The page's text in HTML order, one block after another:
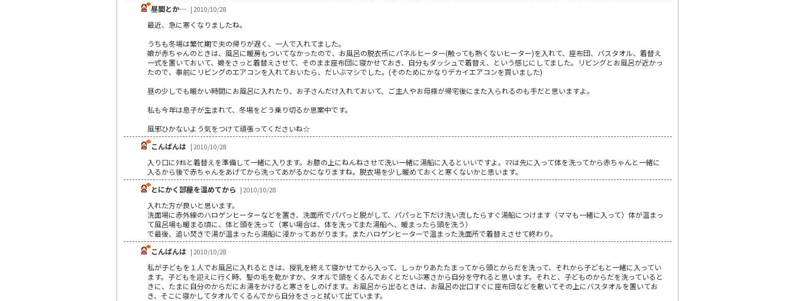
昼間とか… | 2010/10/28
最近、急に寒くなりましたね。
うちも冬場は繁忙期で夫の帰りが遅く、一人で入れてました。
娘が赤ちゃんのときは、風呂に暖房もついてなかったので、お風呂の脱衣所にパネルヒーター(触っても熱くないヒーター)を入れて、座布団、バスタオル、着替え
一式を置いておいて、娘をさっと着替えさせて、そのまま座布団に寝かせておき、自分もダッシュで着替え、という感じにしてました。リビングとお風呂が近かっ
たので、事前にリビングのエアコンを入れておいたら、だいぶマシでした。(そのためにかなりデカイエアコンを買いました)
昼の少しでも暖かい時間にお風呂に入れたり、お子さんだけ入れておいて、ご主人やお母様が帰宅後にまた入られるのも手だと思いますよ。
私も今年は息子が生まれて、冬場をどう乗り切るか思案中です。
風邪ひかないよう気をつけて頑張ってくださいね☆
こんばんは | 2010/10/28
入り口にﾀｵﾙと着替えを準備して一緒に入ります。お膝の上にねんねさせて洗い一緒に湯船に入るといいですよ。ﾏﾏは先に入って体を洗ってから赤ちゃんと一緒に
入るから後で赤ちゃんをあげてから洗ってあがるかになりますね。脱衣場を少し暖めておくと寒くないかと思います。
とにかく部屋を温めてから | 2010/10/28
入れた方が良いと思います。
洗面場に赤外線のハロゲンヒーターなどを置き、洗面所でパパっと脱がして、パパっと下だけ洗い流したらすぐ湯船につけます（ママも一緒に入って）体が温まっ
て風呂場も暖まる頃に、体と頭を洗って（寒い場合は、体を洗ってまた湯船へ、暖まったら頭を洗う）
で最後、追い焚きで湯が温まったら湯船に浸かってあがります。またハロゲンヒーターで温まった洗面所で着替えさせて終わり。
こんばんは | 2010/10/28
私が子どもを１人でお風呂に入れるときは、授乳を終えて寝かせてから入って、しっかりあたたまってから頭とからだを洗って、それから子どもと一緒に入ってい
ます。子どもを迎えに行く時、髪の毛を乾かすか、タオルで頭をくるんでおくとだいぶ寒さから自分を守れると思います。それと、子どものからだを洗っていると
きに、たまに自分のからだにお湯をかけると寒さをしのげます。お風呂から出るときは、お風呂の出口すぐに座布団などを敷いてその上にバスタオルを置いてお
き、そこに寝かしてタオルでくるんでから自分をさっと拭いて出ています。